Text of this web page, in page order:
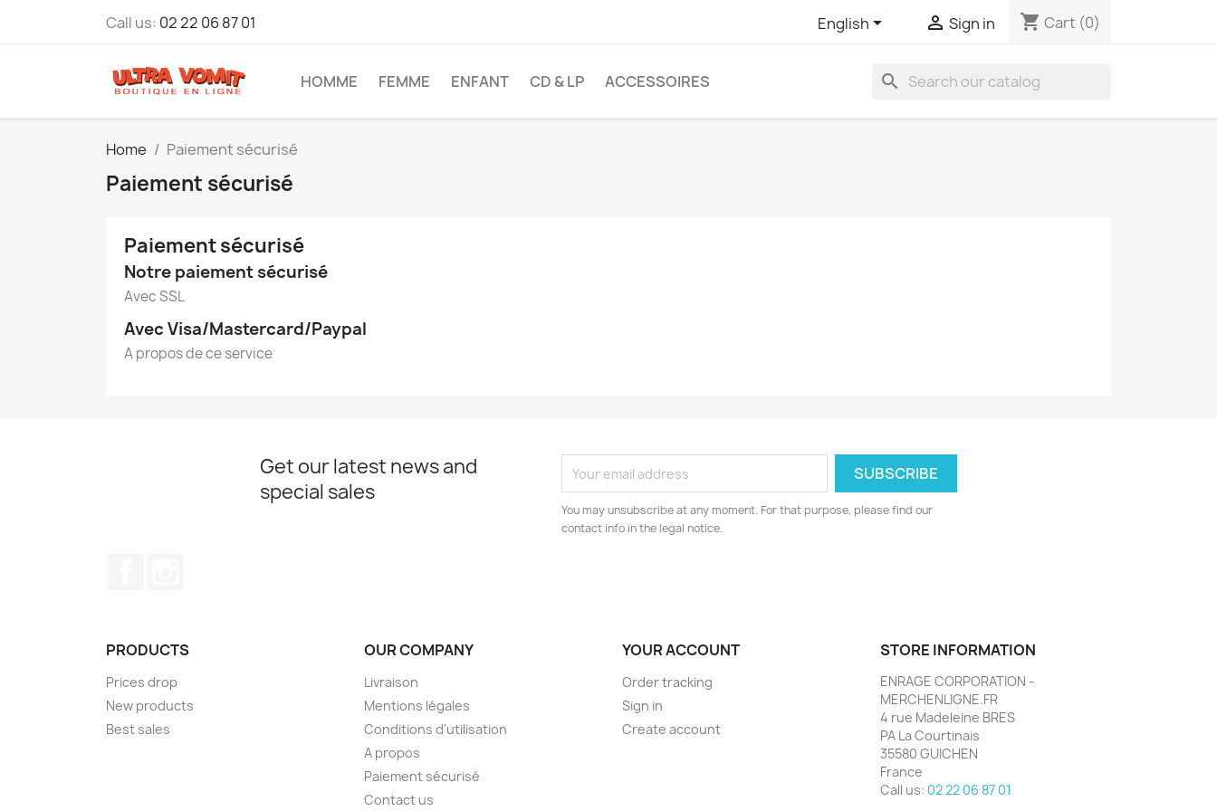
Call us: 02 22 06 87 01 English  Sign in shopping_cart Cart (0)
HOMME FEMME ENFANT CD & LP ACCESSOIRES search
Home Paiement sécurisé
Paiement sécurisé
Paiement sécurisé
Notre paiement sécurisé
Avec SSL
Avec Visa/Mastercard/Paypal
A propos de ce service
Get our latest news and
special sales
You may unsubscribe at any moment. For that purpose, please find our
contact info in the legal notice.
PRODUCTS
Prices drop
New products
Best sales
OUR COMPANY
Livraison
Mentions légales
Conditions d'utilisation
A propos
Paiement sécurisé
Contact us
YOUR ACCOUNT
Order tracking
Sign in
Create account
STORE INFORMATION
ENRAGE CORPORATION -
MERCHENLIGNE.FR
4 rue Madeleine BRES
PA La Courtinais
35580 GUICHEN
France
Call us: 02 22 06 87 01